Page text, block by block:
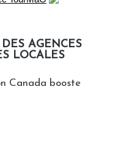
AGENCES
LOCALES
Canada booste